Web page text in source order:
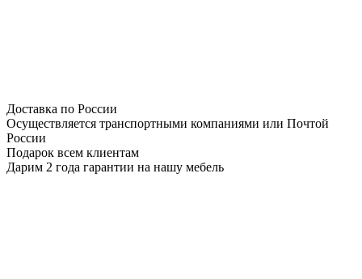
Доставка по России
Осуществляется транспортными компаниями или Почтой
России
Подарок всем клиентам
Дарим 2 года гарантии на нашу мебель